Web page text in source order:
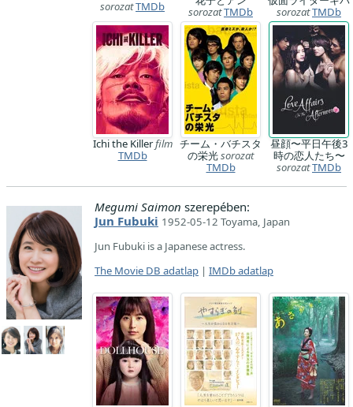
sorozatTMDb
sorozatTMDb
sorozatTMDb
Ichi the Killerfilm
TMDb
チーム・バチスタ
の栄光sorozat
TMDb
昼顔〜平日午後3
時の恋人たち〜
sorozatTMDb
Megumi Saimon szerepében:
Jun Fubuki 1952-05-12 Toyama, Japan
Jun Fubuki is a Japanese actress.
The Movie DB adatlap | IMDb adatlap